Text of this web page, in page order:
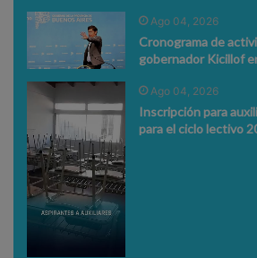
Ago 04, 2026
Cronograma de
gobernador Kicillof
Ago 04, 2026
Inscripción para
para el ciclo lectivo